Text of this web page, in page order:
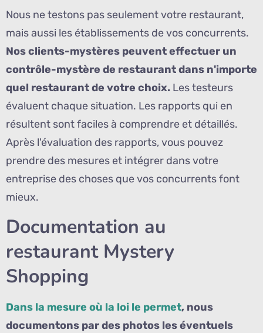
Nous ne testons pas seulement votre restaurant,
mais aussi les établissements de vos concurrents.
Nos clients-mystères peuvent effectuer un
contrôle-mystère de restaurant dans n'importe
quel restaurant de votre choix. Les testeurs
évaluent chaque situation. Les rapports qui en
résultent sont faciles à comprendre et détaillés.
Après l'évaluation des rapports, vous pouvez
prendre des mesures et intégrer dans votre
entreprise des choses que vos concurrents font
mieux.
Documentation au
restaurant Mystery
Shopping
Dans la mesure où la loi le permet, nous
documentons par des photos les éventuels